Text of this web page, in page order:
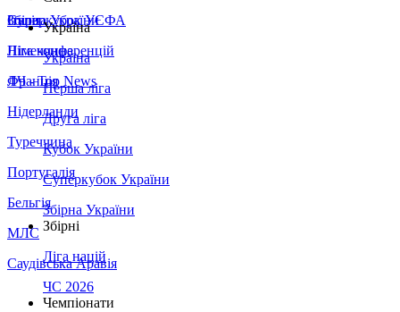
Збірна України
Італія
Німеччина
Франція
Нідерланди
Туреччина
Португалія
Бельгія
МЛС
Саудівська Аравія
Суперкубок УЄФА
Ліга конференцій
ЛЧ - Top News
Україна
Україна
Перша ліга
Друга ліга
Кубок України
Суперкубок України
Збірна України
Збірні
Ліга націй
ЧС 2026
Чемпіонати